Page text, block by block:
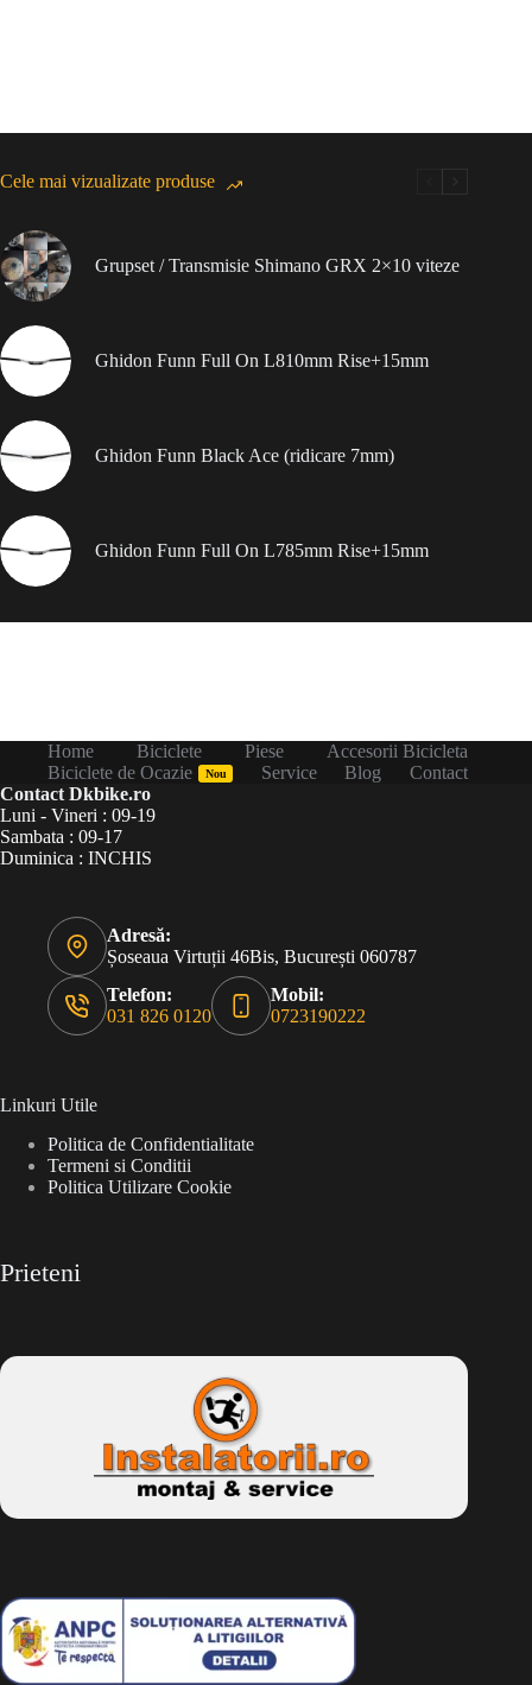
Cele mai vizualizate produse
Grupset / Transmisie Shimano GRX 2×10 viteze
Ghidon Funn Full On L810mm Rise+15mm
Ghidon Funn Black Ace (ridicare 7mm)
Ghidon Funn Full On L785mm Rise+15mm
Home Biciclete Piese
Accesorii Bicicleta
Biciclete de Ocazie
Nou Service Blog
Contact
Contact Dkbike.ro
Luni - Vineri : 09-19
Sambata : 09-17
Duminica : INCHIS
Adresă:
Șoseaua Virtuții 46Bis, București 060787
Telefon:
031 826 0120
Mobil:
0723190222
Linkuri Utile
Politica de Confidentialitate
Termeni si Conditii
Politica Utilizare Cookie
Prieteni